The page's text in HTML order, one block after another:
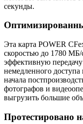
секунды.
Эта карта POWER
скоростью до 1780 МБ/
эффективную
немедленного
начала
фотографов и
выгрузить большие
Протестировано